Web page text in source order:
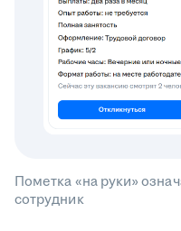
Пометка «на руки»
сотрудник